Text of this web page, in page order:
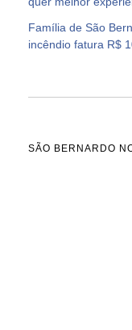
Família de São
incêndio fatura R$
SÃO BERNARDO